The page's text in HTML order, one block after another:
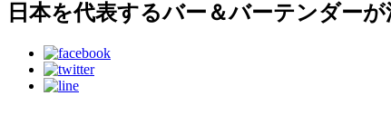
日本を代表するバー＆バーテンダー